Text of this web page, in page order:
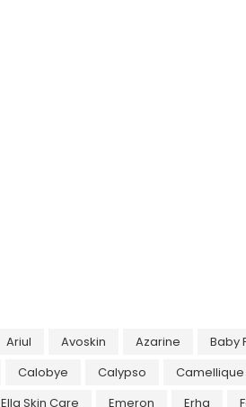
Ariul Avoskin Azarine Baby
Calobye Calypso Camellique
Ella Skin Care Emeron Erha